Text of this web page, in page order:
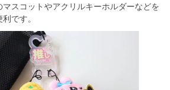
スコットやアクリルキーホルダーなどを
です。